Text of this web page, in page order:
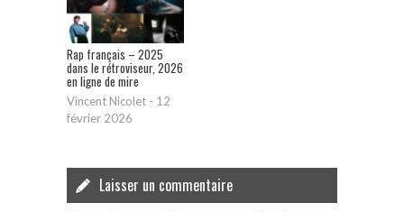
Rap français – 2025
dans le rétroviseur, 2026
en ligne de mire
Vincent Nicolet - 12
février 2026
Laisser un commentaire